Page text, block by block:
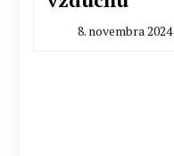
8. novembra 2024